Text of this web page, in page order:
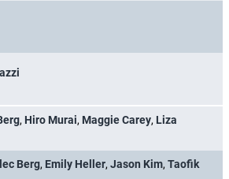
, Hiro Murai, Maggie Carey, Liza
Berg, Emily Heller, Jason Kim, Taofik